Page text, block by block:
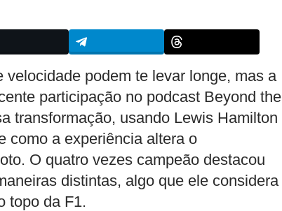
podem te levar longe, mas a
participação no podcast Beyond the
transformação, usando Lewis Hamilton
como a experiência altera o
O quatro vezes campeão destacou
distintas, algo que ele considera
topo da F1.